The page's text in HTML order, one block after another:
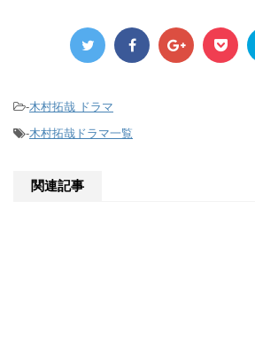
-木村拓哉 ドラマ
-木村拓哉ドラマ一覧
関連記事